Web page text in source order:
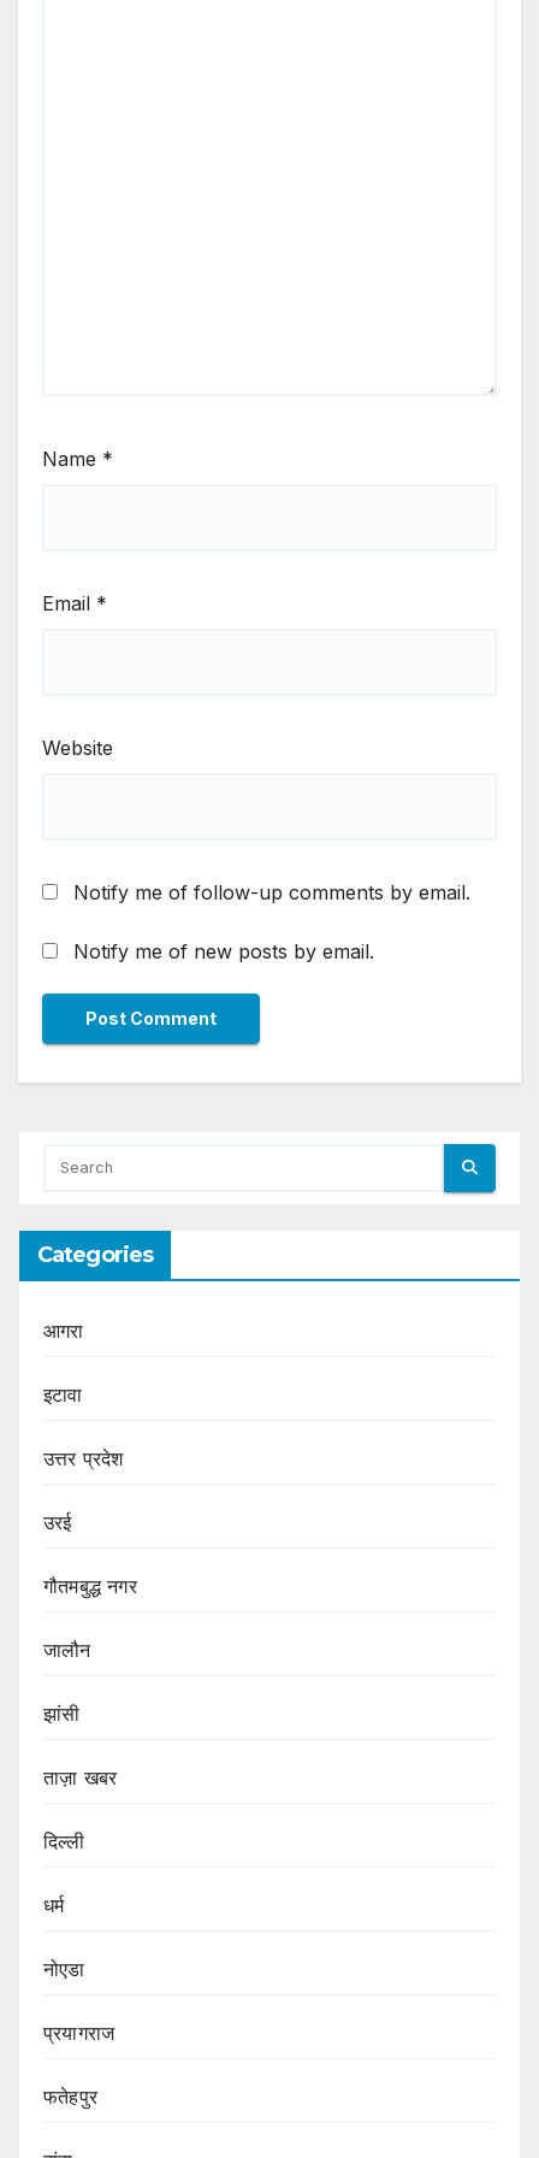
Name *
Email *
Website
Notify me of follow-up comments by email.
Notify me of new posts by email.
Categories
आगरा
इटावा
उत्तर प्रदेश
उरई
गौतमबुद्ध नगर
जालौन
झांसी
ताज़ा खबर
दिल्ली
धर्म
नोएडा
प्रयागराज
फतेहपुर